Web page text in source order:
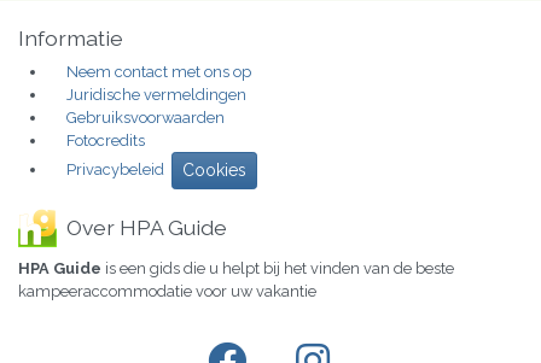
Informatie
Neem contact met ons op
Juridische vermeldingen
Gebruiksvoorwaarden
Fotocredits
Privacybeleid
Cookies
Over HPA Guide
HPA Guide is een gids die u helpt bij het vinden van de beste
kampeeraccommodatie voor uw vakantie